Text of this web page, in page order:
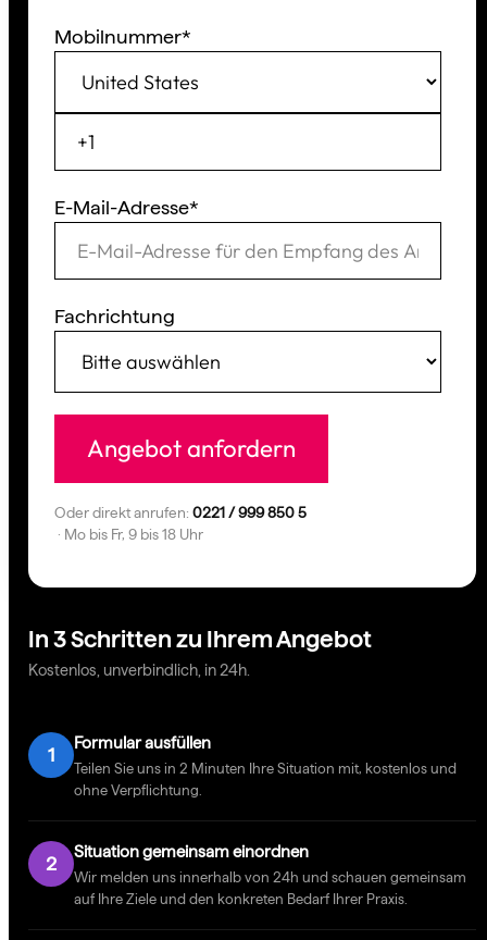
In 3 Schritten zu Ihrem Angebot
Kostenlos, unverbindlich, in 24h.
1
Formular ausfüllen
Teilen Sie uns in 2 Minuten Ihre Situation mit, kostenlos und
ohne Verpflichtung.
2
Situation gemeinsam einordnen
Wir melden uns innerhalb von 24h und schauen gemeinsam
auf Ihre Ziele und den konkreten Bedarf Ihrer Praxis.
Mobilnummer*
E-Mail-Adresse*
Fachrichtung
Oder direkt anrufen: 0221 / 999 850 5
· Mo bis Fr, 9 bis 18 Uhr